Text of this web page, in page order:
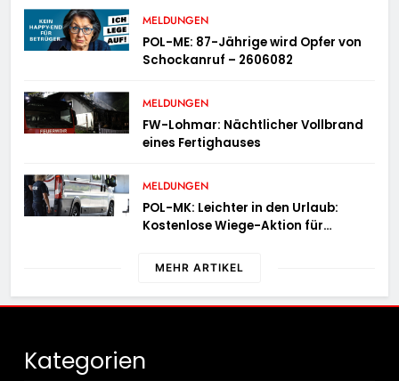
MELDUNGEN
POL-ME: 87-Jährige wird Opfer von
Schockanruf – 2606082
MELDUNGEN
FW-Lohmar: Nächtlicher Vollbrand
eines Fertighauses
MELDUNGEN
POL-MK: Leichter in den Urlaub:
Kostenlose Wiege-Aktion für
MEHR ARTIKEL
Kategorien